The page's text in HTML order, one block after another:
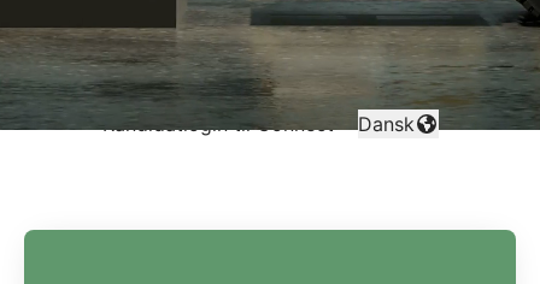
Medarbejderlogin ·
SSO
Kandidatlogin til Connect ·
Skift sprog
Dansk